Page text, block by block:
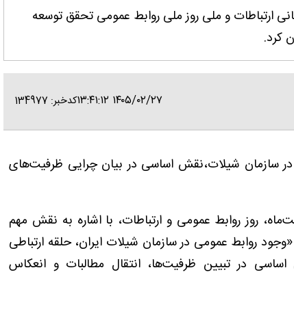
ارتباطات و ملی روز ملی روابط عمومی تحقق توسعه
کرد.
۱۴۰۵/۰۲/۲۷ ۱۳:۴۱:۱۲ کدخبر: 134977
سازمان شیلات،نقش اساسی در بیان چرایی ظرفیت‌های
حمزه رستم‌پور، به مناسبت ۲۷ اردیبهشت‌ماه، روز روابط عمومی و ارتباطات، با اشاره به نقش مهم
روابط عمومی در سازمان شیلات ایران، حلقه ارتباطی
در تبیین ظرفیت‌ها، انتقال مطالبات و انعکاس